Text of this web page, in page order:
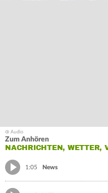
Zum Anhören
NACHRICHTEN, WETTER,
1:05 News